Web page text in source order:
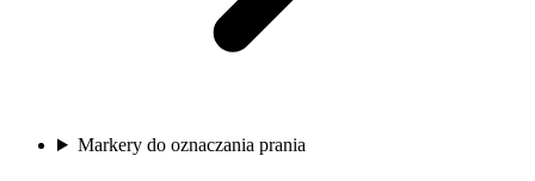
Markery do oznaczania prania